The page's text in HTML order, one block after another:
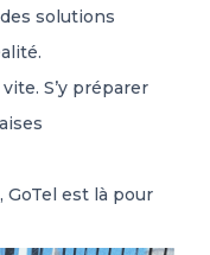
solutions
S’y préparer
GoTel est là pour